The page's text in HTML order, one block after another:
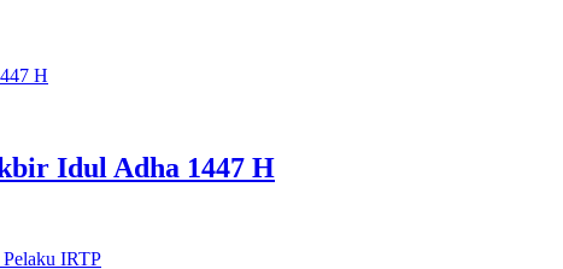
Idul Adha 1447 H